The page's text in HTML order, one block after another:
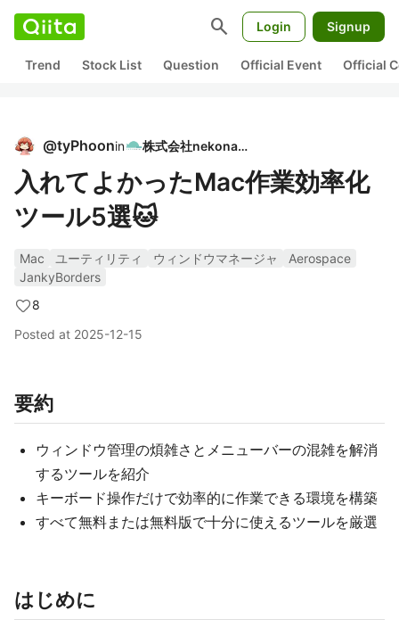
search Login Signup
Trend Stock List Question Official Event Official
@tyPhoonin 株式会社nekonata
入れてよかったMac作業効率化
ツール5選🐱
Mac ユーティリティ ウィンドウマネージャ
Aerospace
JankyBorders
8
Posted at 2025-12-15
要約
ウィンドウ管理の煩雑さとメニューバーの混雑を解消
するツールを紹介
キーボード操作だけで効率的に作業できる環境を構築
すべて無料または無料版で十分に使えるツールを厳選
はじめに